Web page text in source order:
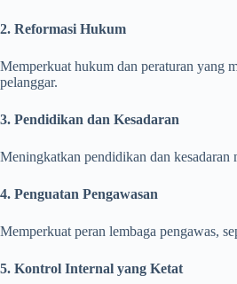
2. Reformasi Hukum
Memperkuat hukum dan peraturan yang
pelanggar.
3. Pendidikan dan Kesadaran
Meningkatkan pendidikan dan kesadaran
4. Penguatan Pengawasan
Memperkuat peran lembaga pengawas,
5. Kontrol Internal yang Ketat